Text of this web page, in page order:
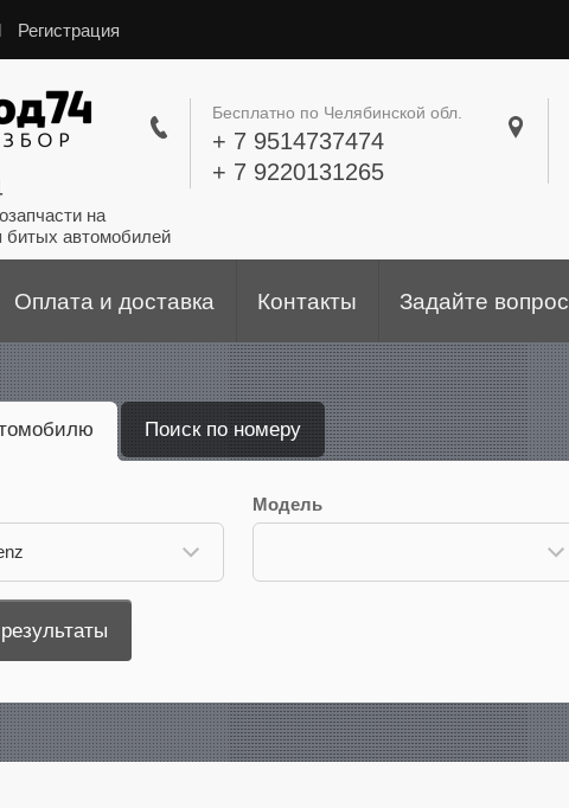
Регистрация
на
битых автомобилей
Бесплатно по Челябинской обл.
+ 7 9514737474
+ 7 9220131265
Оплата и доставка Контакты Задайте вопрос
Поиск по номеру
Модель